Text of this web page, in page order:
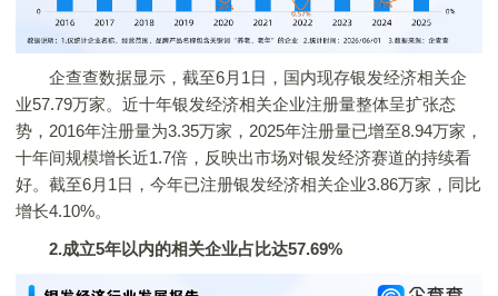
企查查数据显示，截至6月1日，国内现存银发经济相关企
业57.79万家。近十年银发经济相关企业注册量整体呈扩张态
势，2016年注册量为3.35万家，2025年注册量已增至8.94万家，
十年间规模增长近1.7倍，反映出市场对银发经济赛道的持续看
好。截至6月1日，今年已注册银发经济相关企业3.86万家，同比
增长4.10%。
2.成立5年以内的相关企业占比达57.69%